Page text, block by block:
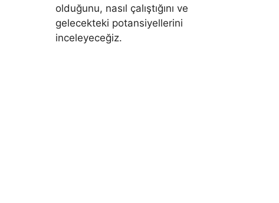
olduğunu, nasıl çalıştığını ve
gelecekteki potansiyellerini
inceleyeceğiz.